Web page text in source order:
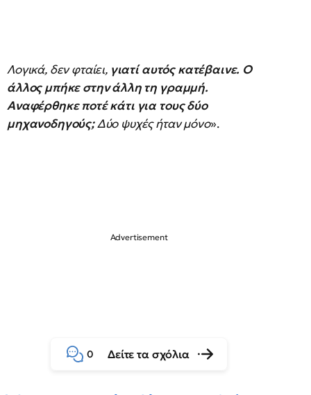
Λογικά, δεν φταίει, γιατί αυτός κατέβαινε. Ο
άλλος μπήκε στην άλλη τη γραμμή.
Αναφέρθηκε ποτέ κάτι για τους δύο
μηχανοδηγούς;Δύο ψυχές ήταν μόνο».
0 Δείτε τα σχόλια